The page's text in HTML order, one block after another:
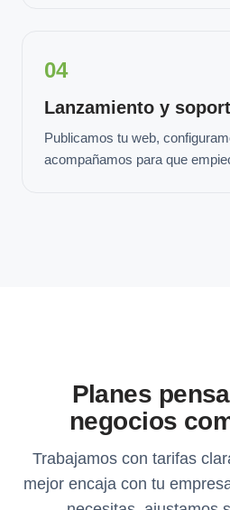
04
Lanzamiento y
Publicamos tu web,
acompañamos para que
Planes
negocios
Trabajamos con tarifas
mejor encaja con tu